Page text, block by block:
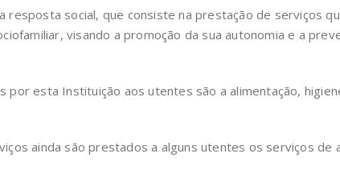
resposta social, que consiste na prestação de serviços
visando a promoção da sua autonomia e a
por esta Instituição aos utentes são a alimentação,
ainda são prestados a alguns utentes os serviços de